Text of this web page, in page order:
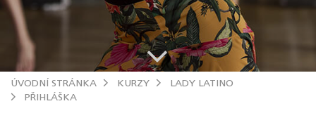
.
ÚVODNÍ STRÁNKA KURZY
LADY LATINO
PŘIHLÁŠKA